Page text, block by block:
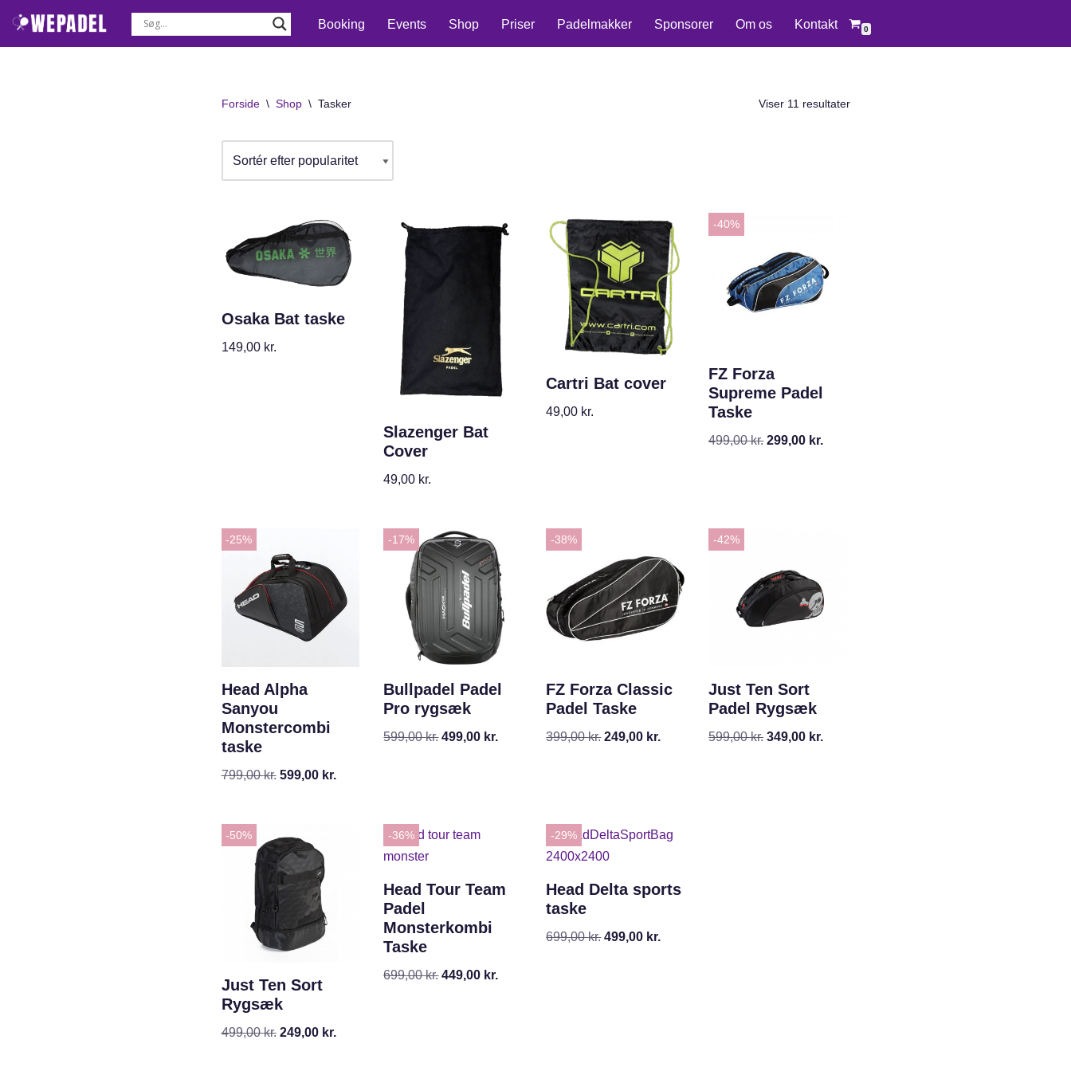
Spring
Booking Events Shop Priser Padelmakker Sponsorer Om os Kontakt 0
Forside \ Shop \ Tasker Viser 11 resultater
Osaka Bat taske
149,00 kr.
Slazenger Bat
Cover
49,00 kr.
Cartri Bat cover
49,00 kr.
-40%
FZ Forza
Supreme Padel
Taske
499,00kr. 299,00 kr.
-25%
Head Alpha
Sanyou
Monstercombi
taske
799,00kr. 599,00 kr.
-17%
Bullpadel Padel
Pro rygsæk
599,00kr. 499,00 kr.
-38%
FZ Forza Classic
Padel Taske
399,00kr. 249,00 kr.
-42%
Just Ten Sort
Padel Rygsæk
599,00kr. 349,00 kr.
-50%
Just Ten Sort
Rygsæk
499,00kr. 249,00 kr.
-36%
Head Tour Team
Padel
Monsterkombi
Taske
699,00kr. 449,00 kr.
-29%
Head Delta sports
taske
699,00kr. 499,00 kr.